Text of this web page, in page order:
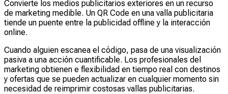
Convierte los medios publicitarios exteriores en un recurso
de marketing medible. Un QR Code en una valla publicitaria
tiende un puente entre la publicidad offline y la interacción
online.
Cuando alguien escanea el código, pasa de una visualización
pasiva a una acción cuantificable. Los profesionales del
marketing obtienen e flexibilidad en tiempo real con destinos
y ofertas que se pueden actualizar en cualquier momento sin
necesidad de reimprimir costosas vallas publicitarias.